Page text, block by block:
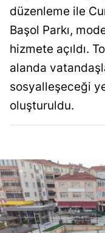
düzenleme ile
Başol Parkı,
hizmete açıldı.
alanda
sosyalleşeceği
oluşturuldu.